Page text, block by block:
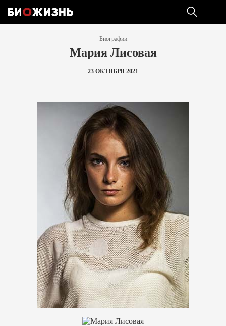
Биографии
Мария Лисовая
23 ОКТЯБРЯ 2021